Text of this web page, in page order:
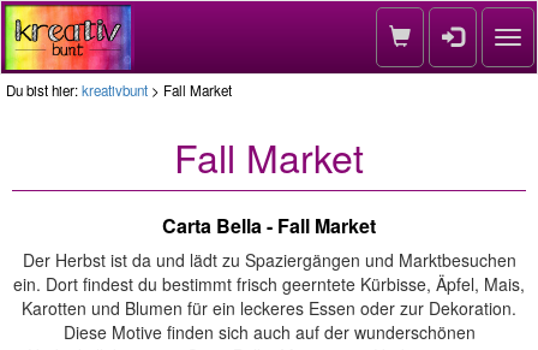
Du bist hier:kreativbunt > Fall Market
Fall Market
Carta Bella - Fall Market
Der Herbst ist da und lädt zu Spaziergängen und Marktbesuchen
ein. Dort findest du bestimmt frisch geerntete Kürbisse, Äpfel, Mais,
Karotten und Blumen für ein leckeres Essen oder zur Dekoration.
Diese Motive finden sich auch auf der wunderschönen